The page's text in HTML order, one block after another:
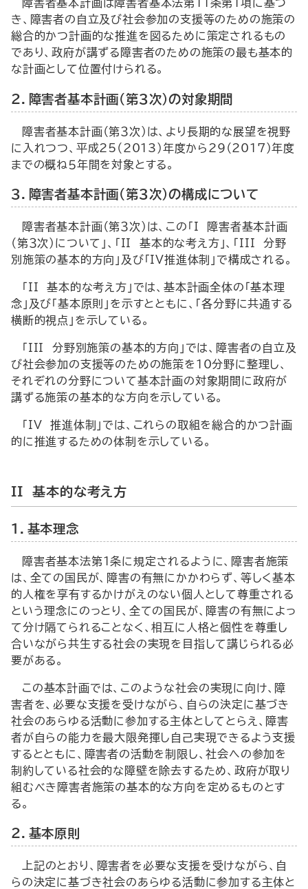
障害者基本計画は障害者基本法第11条第１項に基づ
き、障害者の自立及び社会参加の支援等のための施策の
総合的かつ計画的な推進を図るために策定されるもの
であり、政府が講ずる障害者のための施策の最も基本的
な計画として位置付けられる。
２．障害者基本計画（第３次）の対象期間
障害者基本計画（第３次）は、より長期的な展望を視野
に入れつつ、平成25（2013）年度から29（2017）年度
までの概ね５年間を対象とする。
３．障害者基本計画（第３次）の構成について
障害者基本計画（第３次）は、この「I 障害者基本計画
（第３次）について」、「II 基本的な考え方」、「III 分野
別施策の基本的方向」及び「IV推進体制」で構成される。
「II 基本的な考え方」では、基本計画全体の「基本理
念」及び「基本原則」を示すとともに、「各分野に共通する
横断的視点」を示している。
「III 分野別施策の基本的方向」では、障害者の自立及
び社会参加の支援等のための施策を10分野に整理し、
それぞれの分野について基本計画の対象期間に政府が
講ずる施策の基本的な方向を示している。
「IV 推進体制」では、これらの取組を総合的かつ計画
的に推進するための体制を示している。
II 基本的な考え方
１．基本理念
障害者基本法第１条に規定されるように、障害者施策
は、全ての国民が、障害の有無にかかわらず、等しく基本
的人権を享有するかけがえのない個人として尊重される
という理念にのっとり、全ての国民が、障害の有無によっ
て分け隔てられることなく、相互に人格と個性を尊重し
合いながら共生する社会の実現を目指して講じられる必
要がある。
この基本計画では、このような社会の実現に向け、障
害者を、必要な支援を受けながら、自らの決定に基づき
社会のあらゆる活動に参加する主体としてとらえ、障害
者が自らの能力を最大限発揮し自己実現できるよう支援
するとともに、障害者の活動を制限し、社会への参加を
制約している社会的な障壁を除去するため、政府が取り
組むべき障害者施策の基本的な方向を定めるものとす
る。
２．基本原則
上記のとおり、障害者を必要な支援を受けながら、自
らの決定に基づき社会のあらゆる活動に参加する主体と